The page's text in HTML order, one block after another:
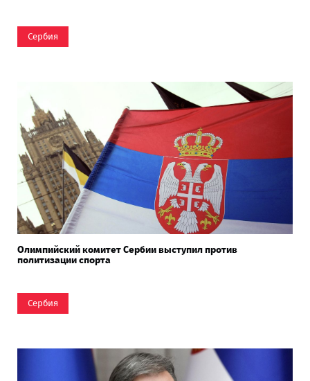
Сербия
Олимпийский комитет Сербии выступил против
политизации спорта
Сербия